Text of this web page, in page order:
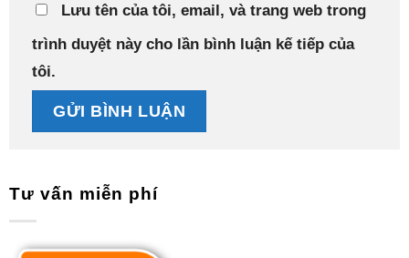
Lưu tên của tôi, email, và trang web trong
trình duyệt này cho lần bình luận kế tiếp của
tôi.
Tư vấn miễn phí